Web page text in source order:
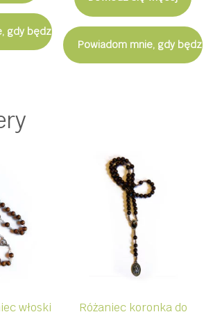
zł.10,00 zł.
gdy będzie dostępny
Powiadom mnie, gdy
włoski Różaniec koronka do